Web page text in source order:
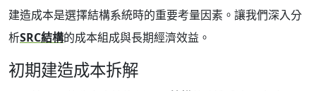
建造成本是選擇結構系統時的重要考量因素。讓我們深入分
析SRC結構的成本組成與長期經濟效益。
初期建造成本拆解